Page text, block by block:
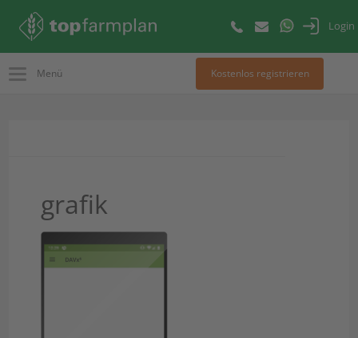
Login
Menü Kostenlos registrieren
grafik